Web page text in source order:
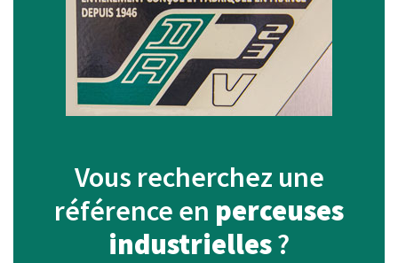
Vous recherchez une
référence en perceuses
industrielles?